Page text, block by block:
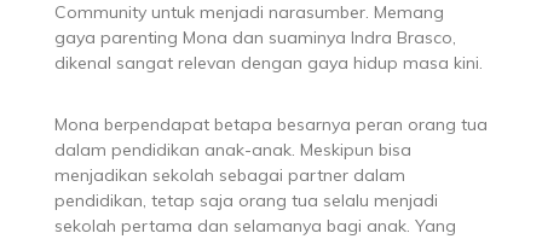
Community untuk menjadi narasumber. Memang
gaya parenting Mona dan suaminya Indra Brasco,
dikenal sangat relevan dengan gaya hidup masa kini.
Mona berpendapat betapa besarnya peran orang tua
dalam pendidikan anak-anak. Meskipun bisa
menjadikan sekolah sebagai partner dalam
pendidikan, tetap saja orang tua selalu menjadi
sekolah pertama dan selamanya bagi anak. Yang